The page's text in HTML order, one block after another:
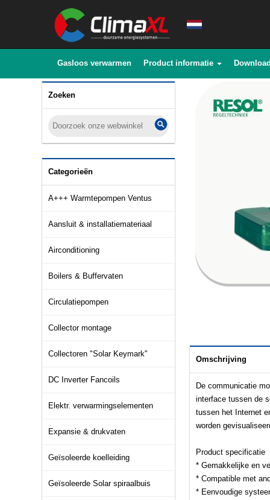
Gasloos verwarmen Product informatie
Zoeken
Categorieën
A+++ Warmtepompen Ventus
Aansluit & installatiemateriaal
Airconditioning
Boilers & Buffervaten
Circulatiepompen
Collector montage
Collectoren "Solar Keymark"
DC Inverter Fancoils
Elektr. verwarmingselementen
Expansie & drukvaten
Geïsoleerde koelleiding
Geïsoleerde Solar spiraalbuis
Omschrijving
De communicatie
interface tussen de
tussen het Internet
worden
Product specificatie
* Gemakkelijke en
* Compatible met
* Eenvoudige